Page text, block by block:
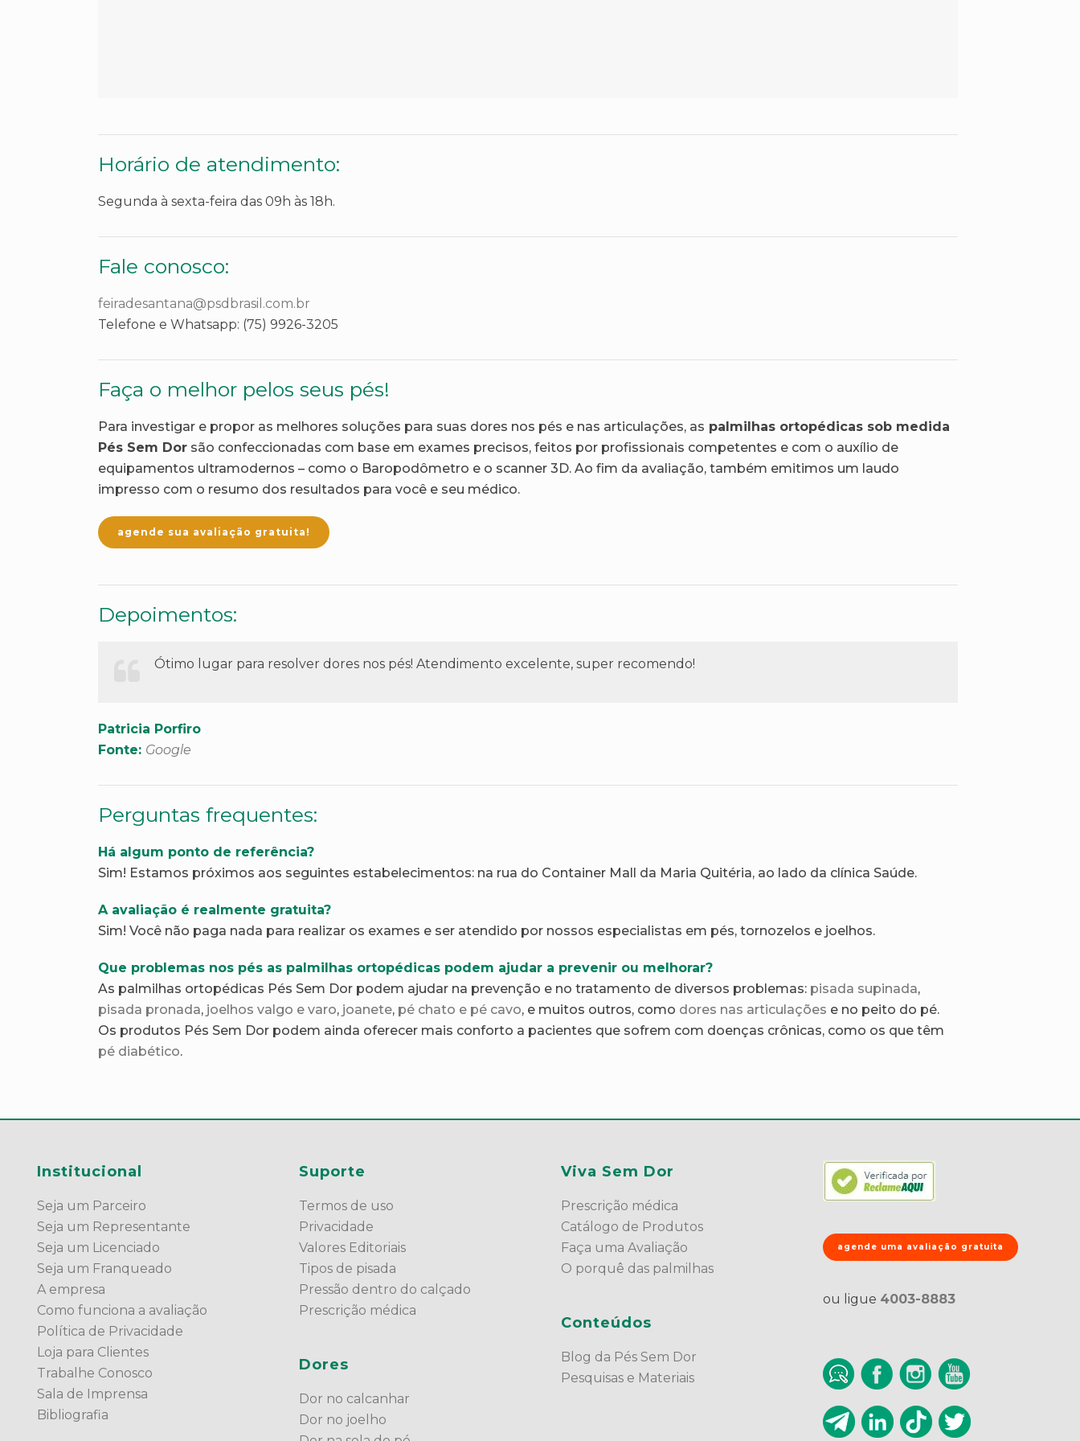
Horário de atendimento:
Segunda à sexta-feira das 09h às 18h.
Fale conosco:
feiradesantana@psdbrasil.com.br
Telefone e Whatsapp: (75) 9926-3205
Faça o melhor pelos seus pés!
Para investigar e propor as melhores soluções para suas dores nos pés e nas articulações, as palmilhas ortopédicas sob medida
Pés Sem Dor são confeccionadas com base em exames precisos, feitos por profissionais competentes e com o auxílio de
equipamentos ultramodernos – como o Baropodômetro e o scanner 3D. Ao fim da avaliação, também emitimos um laudo
impresso com o resumo dos resultados para você e seu médico.
agende sua avaliação gratuita!
Depoimentos:
Ótimo lugar para resolver dores nos pés! Atendimento excelente, super recomendo!
Patricia Porfiro
Fonte: Google
Perguntas frequentes:
Há algum ponto de referência?
Sim! Estamos próximos aos seguintes estabelecimentos: na rua do Container Mall da Maria Quitéria, ao lado da clínica Saúde.
A avaliação é realmente gratuita?
Sim! Você não paga nada para realizar os exames e ser atendido por nossos especialistas em pés, tornozelos e joelhos.
Que problemas nos pés as palmilhas ortopédicas podem ajudar a prevenir ou melhorar?
As palmilhas ortopédicas Pés Sem Dor podem ajudar na prevenção e no tratamento de diversos problemas: pisada supinada,
pisada pronada, joelhos valgo e varo, joanete, pé chato e pé cavo, e muitos outros, como dores nas articulações e no peito do pé.
Os produtos Pés Sem Dor podem ainda oferecer mais conforto a pacientes que sofrem com doenças crônicas, como os que têm
pé diabético.
Institucional
Seja um Parceiro
Seja um Representante
Seja um Licenciado
Seja um Franqueado
A empresa
Como funciona a avaliação
Política de Privacidade
Loja para Clientes
Trabalhe Conosco
Sala de Imprensa
Bibliografia
Suporte
Termos de uso
Privacidade
Valores Editoriais
Tipos de pisada
Pressão dentro do calçado
Prescrição médica
Dores
Dor no calcanhar
Dor no joelho
Viva Sem Dor
Prescrição médica
Catálogo de Produtos
Faça uma Avaliação
O porquê das palmilhas
Conteúdos
Blog da Pés Sem Dor
Pesquisas e Materiais
agende uma avaliação gratuita
ou ligue 4003-8883